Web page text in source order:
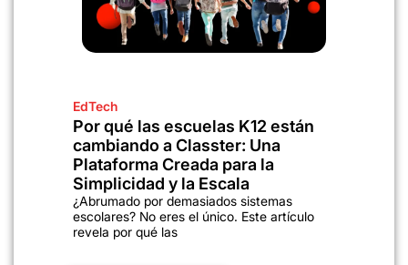
EdTech
Por qué las escuelas K12 están
cambiando a Classter: Una
Plataforma Creada para la
Simplicidad y la Escala
¿Abrumado por demasiados sistemas
escolares? No eres el único. Este artículo
revela por qué las